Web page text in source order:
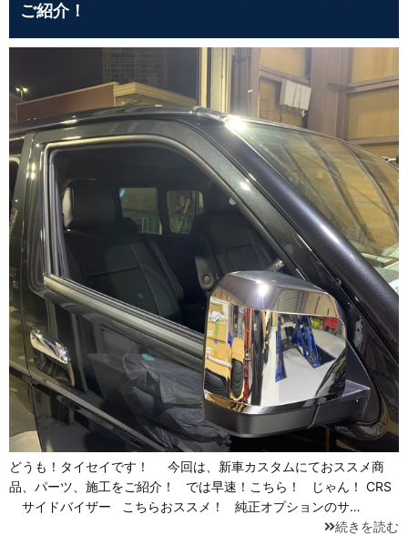
ご紹介！
どうも！タイセイです！ 今回は、新車カスタムにておススメ商
品、パーツ、施工をご紹介！ では早速！こちら！ じゃん！ CRS
サイドバイザー こちらおススメ！ 純正オプションのサ…
続きを読む